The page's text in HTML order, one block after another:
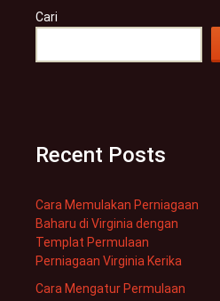
Cari
Recent Posts
Cara Memulakan Perniagaan
Baharu di Virginia dengan
Templat Permulaan
Perniagaan Virginia Kerika
Cara Mengatur Permulaan